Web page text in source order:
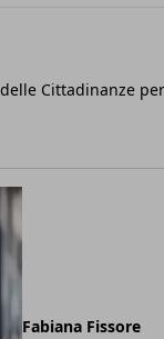
Cittadinanze per
Fabiana Fissore